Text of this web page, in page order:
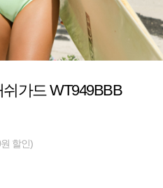
가드 WT949BBB
할인)